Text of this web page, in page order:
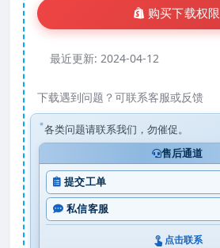
购买下载权限
最近更新: 2024-04-12
下载遇到问题？可联系客服或反馈
各类问题请联系我们，勿催促。
售后通道
提交工单
私信客服
点击联系